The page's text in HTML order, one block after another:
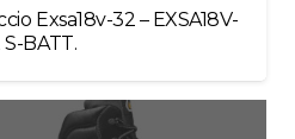
Exsa18v-32 – EXSA18V-
S-BATT.